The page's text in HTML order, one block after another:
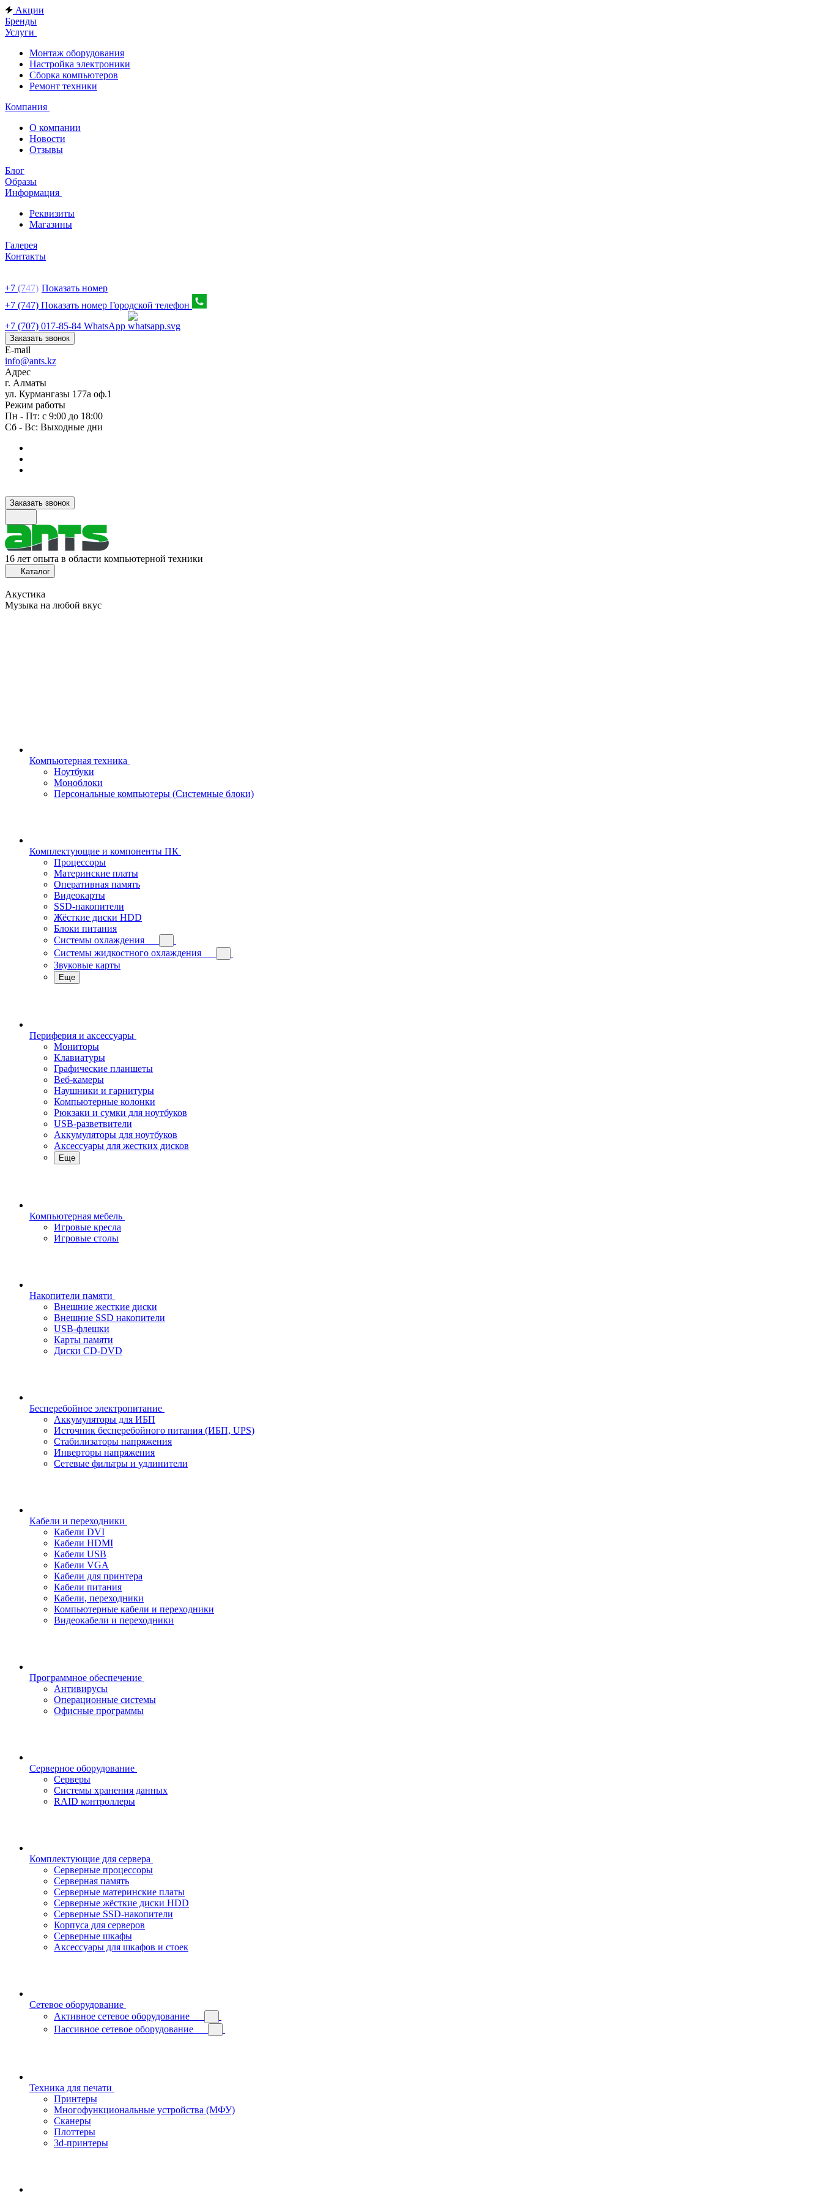
Акции
Бренды
Услуги
Монтаж оборудования
Настройка электроники
Сборка компьютеров
Ремонт техники
Компания
О компании
Новости
Отзывы
Блог
Образы
Информация
Реквизиты
Магазины
Галерея
Контакты
+7 (747) Показать номер
+7 (747) Показать номер Городской телефон
+7 (707) 017-85-84 WhatsApp
Заказать звонок
E-mail
info@ants.kz
Адрес
г. Алматы
ул. Курмангазы 177а оф.1
Режим работы
Пн - Пт: с 9:00 до 18:00
Сб - Вс: Выходные дни
Заказать звонок
16 лет опыта в области компьютерной техники
Каталог
Акустика
Музыка на любой вкус
Компьютерная техника
Ноутбуки
Моноблоки
Персональные компьютеры (Системные блоки)
Комплектующие и компоненты ПК
Процессоры
Материнские платы
Оперативная память
Видеокарты
SSD-накопители
Жёсткие диски HDD
Блоки питания
Системы охлаждения
Системы жидкостного охлаждения
Звуковые карты
Еще
Периферия и аксессуары
Мониторы
Клавиатуры
Графические планшеты
Веб-камеры
Наушники и гарнитуры
Компьютерные колонки
Рюкзаки и сумки для ноутбуков
USB-разветвители
Аккумуляторы для ноутбуков
Аксессуары для жестких дисков
Еще
Компьютерная мебель
Игровые кресла
Игровые столы
Накопители памяти
Внешние жесткие диски
Внешние SSD накопители
USB-флешки
Карты памяти
Диски CD-DVD
Бесперебойное электропитание
Аккумуляторы для ИБП
Источник бесперебойного питания (ИБП, UPS)
Стабилизаторы напряжения
Инверторы напряжения
Сетевые фильтры и удлинители
Кабели и переходники
Кабели DVI
Кабели HDMI
Кабели USB
Кабели VGA
Кабели для принтера
Кабели питания
Кабели, переходники
Компьютерные кабели и переходники
Видеокабели и переходники
Программное обеспечение
Антивирусы
Операционные системы
Офисные программы
Серверное оборудование
Серверы
Системы хранения данных
RAID контроллеры
Комплектующие для сервера
Серверные процессоры
Серверная память
Серверные материнские платы
Серверные жёсткие диски HDD
Серверные SSD-накопители
Корпуса для серверов
Серверные шкафы
Аксессуары для шкафов и стоек
Сетевое оборудование
Активное сетевое оборудование
Пассивное сетевое оборудование
Техника для печати
Принтеры
Многофункциональные устройства (МФУ)
Сканеры
Плоттеры
3d-принтеры